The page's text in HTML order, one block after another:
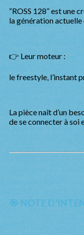
“ROSS 128” est une
la génération
👉 Leur moteur :
le freestyle, l’instant
La pièce naît d’un
de se connecter à soi
🎯 NOTE